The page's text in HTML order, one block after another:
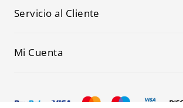
Servicio al Cliente
Mi Cuenta